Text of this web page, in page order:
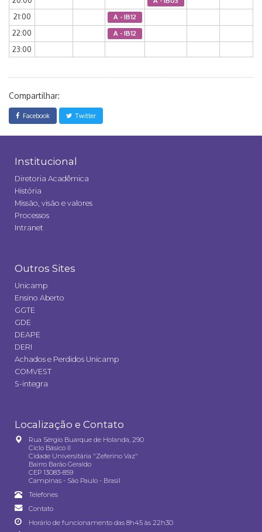
21:00 A - IB12
22:00 A - IB12
23:00
Compartilhar:
Facebook Twitter
Institucional
Diretoria Acadêmica
História
Missão, visão e valores
Processos
Intranet
Outros Sites
Unicamp
Ensino Aberto
GGTE
GDE
DEAPE
DERI
Achados e Perdidos Unicamp
COMVEST
S-integra
Localização e Contato
Rua Sérgio Buarque de Holanda, 290
Ciclo Básico II
Cidade Universitária "Zeferino Vaz"
Bairro Barão Geraldo
CEP 13083-859
Campinas - São Paulo - Brasil
Telefones
Contato
Horário de funcionamento das 8h45 às 22h30